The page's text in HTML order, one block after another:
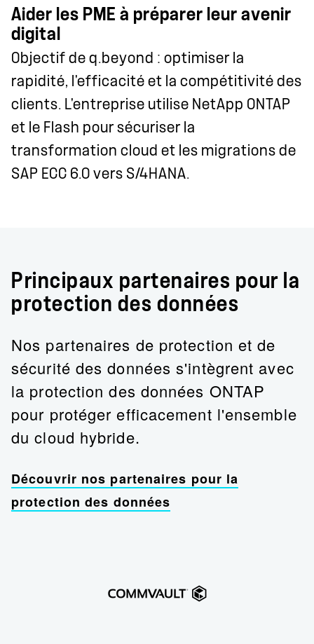
Aider les PME à préparer leur avenir
digital
Objectif de q.beyond : optimiser la
rapidité, l'efficacité et la compétitivité des
clients. L'entreprise utilise NetApp ONTAP
et le Flash pour sécuriser la
transformation cloud et les migrations de
SAP ECC 6.0 vers S/4HANA.
Principaux partenaires pour la
protection des données
Nos partenaires de protection et de
sécurité des données s'intègrent avec
la protection des données ONTAP
pour protéger efficacement l'ensemble
du cloud hybride.
Découvrir nos partenaires pour la
protection des données